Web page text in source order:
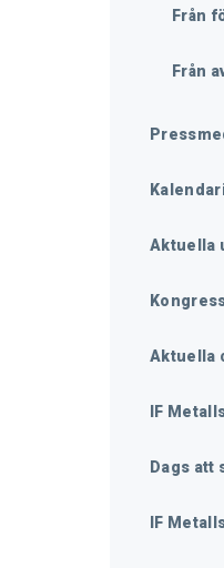
Från
Från
Aktuella
Aktuella
IF
Dags att
IF